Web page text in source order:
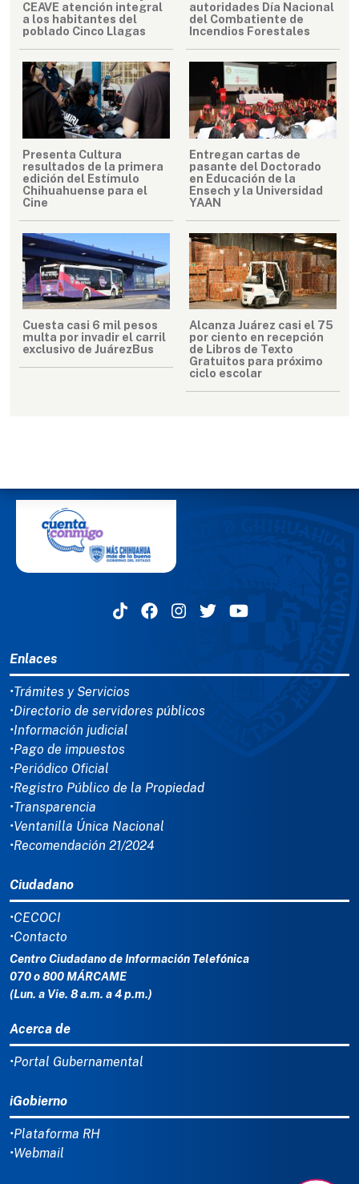
CEAVE atención integral
a los habitantes del
poblado Cinco Llagas
autoridades Día Nacional
del Combatiente de
Incendios Forestales
Presenta Cultura
resultados de la primera
edición del Estímulo
Chihuahuense para el
Cine
Entregan cartas de
pasante del Doctorado
en Educación de la
Ensech y la Universidad
YAAN
Cuesta casi 6 mil pesos
multa por invadir el carril
exclusivo de JuárezBus
Alcanza Juárez casi el 75
por ciento en recepción
de Libros de Texto
Gratuitos para próximo
ciclo escolar
Enlaces
•Trámites y Servicios
•Directorio de servidores públicos
•Información judicial
•Pago de impuestos
•Periódico Oficial
•Registro Público de la Propiedad
•Transparencia
•Ventanilla Única Nacional
•Recomendación 21/2024
Ciudadano
•CECOCI
•Contacto
Centro Ciudadano de Información Telefónica
070 o 800 MÁRCAME
(Lun. a Vie. 8 a.m. a 4 p.m.)
Acerca de
•Portal Gubernamental
iGobierno
•Plataforma RH
•Webmail